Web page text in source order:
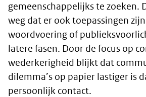
gemeenschappelijks te zoeken.
weg dat er ook toepassingen
woordvoering of
latere fasen. Door de focus op
wederkerigheid blijkt dat
dilemma’s op papier lastiger is
persoonlijk contact.